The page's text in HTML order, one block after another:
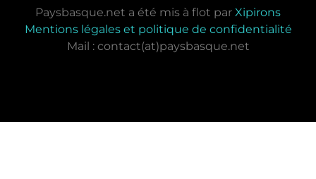
Paysbasque.net a été mis à flot par Xipirons
Mentions légales et politique de confidentialité
Mail : contact(at)paysbasque.net